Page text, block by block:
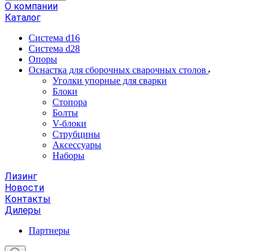
О компании
Каталог
Система d16
Система d28
Опоры
Оснастка для сборочных сварочных столов
Уголки упорные для сварки
Блоки
Стопора
Болты
V-блоки
Струбцины
Аксессуары
Наборы
Лизинг
Новости
Контакты
Дилеры
Партнеры